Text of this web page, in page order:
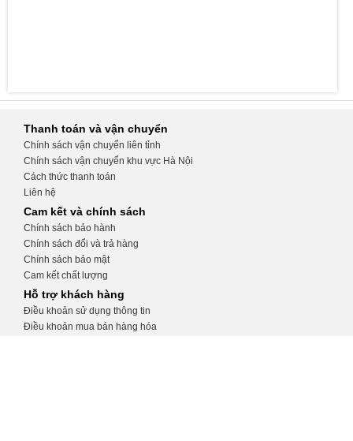
Thanh toán và vận chuyển
Chính sách vận chuyển liên tỉnh
Chính sách vận chuyển khu vực Hà Nội
Cách thức thanh toán
Liên hệ
Cam kết và chính sách
Chính sách bảo hành
Chính sách đổi và trả hàng
Chính sách bảo mật
Cam kết chất lượng
Hỗ trợ khách hàng
Điều khoản sử dụng thông tin
Điều khoản mua bán hàng hóa